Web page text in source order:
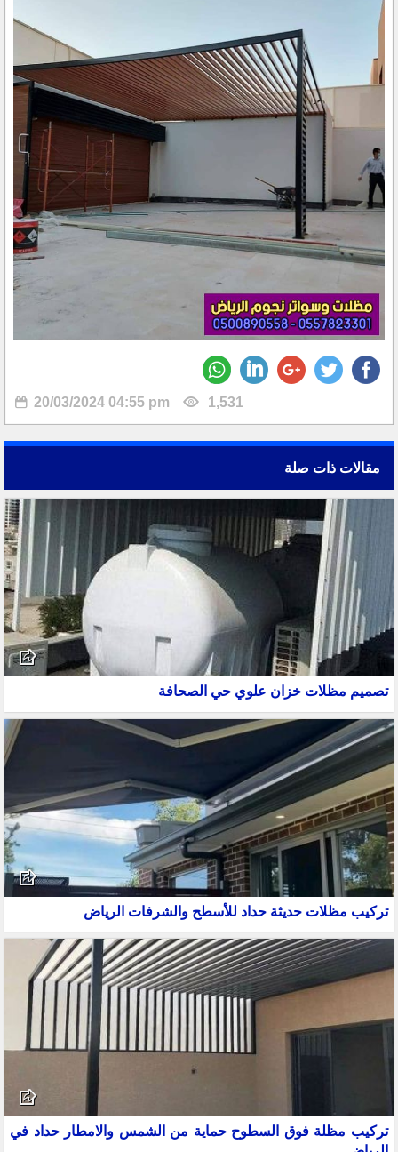
20/03/2024 04:55 pm 1,531
مقالات ذات صلة
تصميم مظلات خزان علوي حي الصحافة
تركيب مظلات حديثة حداد للأسطح والشرفات الرياض
تركيب مظلة فوق السطوح حماية من الشمس والامطار حداد في